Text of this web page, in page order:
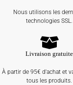
Nous utilisons les
technologies SSL.
Livraison gratuite
À partir de 95€ d'achat et
tous les produits.